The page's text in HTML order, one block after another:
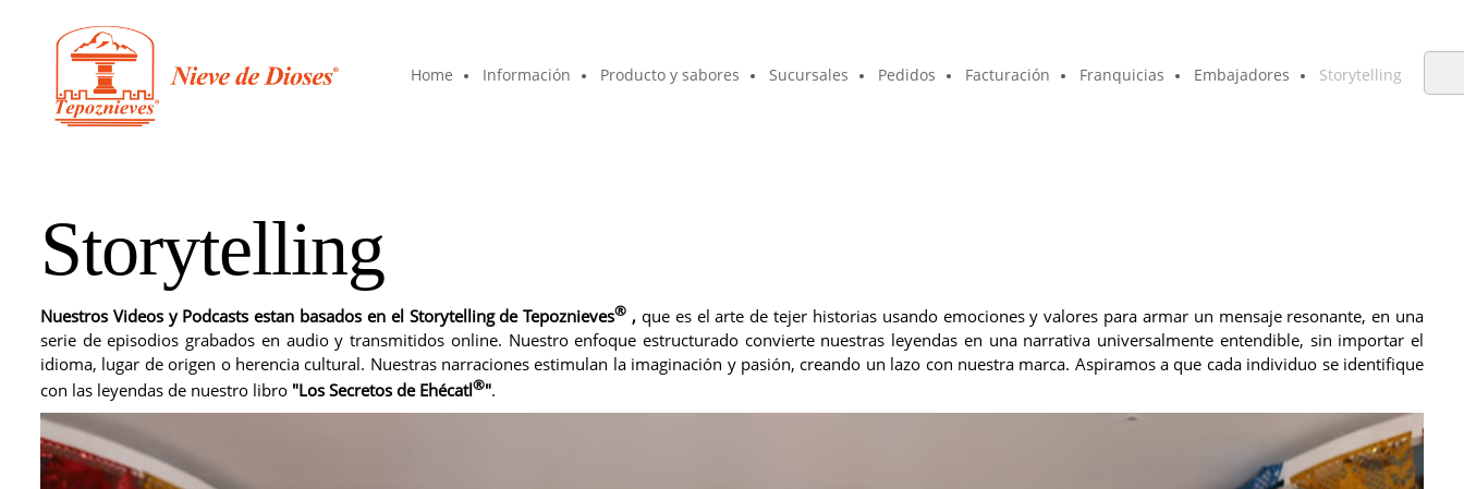
Home Información Producto y sabores Sucursales Pedidos Facturación Franquicias Embajadores Storytelling
Storytelling
Nuestros Videos y Podcasts estan basados en el Storytelling deTepoznieves® , que es el arte de tejer historias usando emociones y valores para armar un mensaje resonante, en una
serie de episodios grabados en audio y transmitidos online. Nuestro enfoque estructurado convierte nuestras leyendas en una narrativa universalmente entendible, sin importar el
idioma, lugar de origen o herencia cultural. Nuestras narraciones estimulan la imaginación y pasión, creando un lazo con nuestra marca. Aspiramos a que cada individuo se identifique
con las leyendas de nuestro libro "Los Secretos de Ehécatl®".